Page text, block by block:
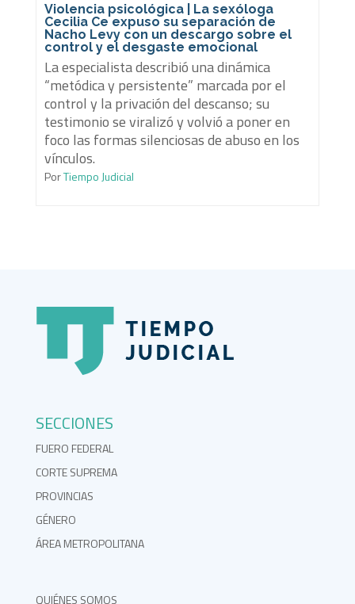
Violencia psicológica | La sexóloga
Cecilia Ce expuso su separación de
Nacho Levy con un descargo sobre el
control y el desgaste emocional
La especialista describió una dinámica
“metódica y persistente” marcada por el
control y la privación del descanso; su
testimonio se viralizó y volvió a poner en
foco las formas silenciosas de abuso en los
vínculos.
PorTiempo Judicial
SECCIONES
FUERO FEDERAL
CORTE SUPREMA
PROVINCIAS
GÉNERO
ÁREA METROPOLITANA
QUIÉNES SOMOS